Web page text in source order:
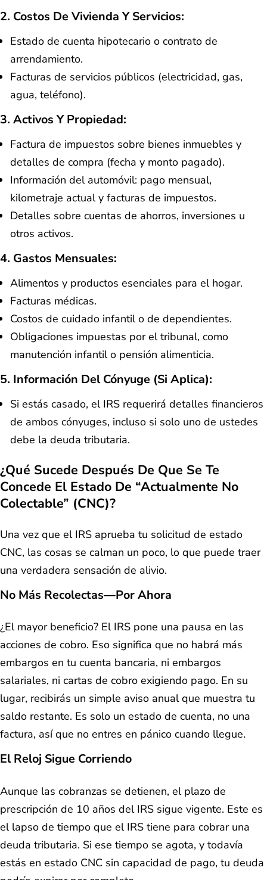
2. Costos De Vivienda Y Servicios:
Estado de cuenta hipotecario o contrato de
arrendamiento.
Facturas de servicios públicos (electricidad, gas,
agua, teléfono).
3. Activos Y Propiedad:
Factura de impuestos sobre bienes inmuebles y
detalles de compra (fecha y monto pagado).
Información del automóvil: pago mensual,
kilometraje actual y facturas de impuestos.
Detalles sobre cuentas de ahorros, inversiones u
otros activos.
4. Gastos Mensuales:
Alimentos y productos esenciales para el hogar.
Facturas médicas.
Costos de cuidado infantil o de dependientes.
Obligaciones impuestas por el tribunal, como
manutención infantil o pensión alimenticia.
5. Información Del Cónyuge (si Aplica):
Si estás casado, el IRS requerirá detalles financieros
de ambos cónyuges, incluso si solo uno de ustedes
debe la deuda tributaria.
¿Qué Sucede Después De Que Se Te
Concede El Estado De “Actualmente No
Colectable” (CNC)?
Una vez que el IRS aprueba tu solicitud de estado
CNC, las cosas se calman un poco, lo que puede traer
una verdadera sensación de alivio.
No Más Recolectas—Por Ahora
¿El mayor beneficio? El IRS pone una pausa en las
acciones de cobro. Eso significa que no habrá más
embargos en tu cuenta bancaria, ni embargos
salariales, ni cartas de cobro exigiendo pago. En su
lugar, recibirás un simple aviso anual que muestra tu
saldo restante. Es solo un estado de cuenta, no una
factura, así que no entres en pánico cuando llegue.
El Reloj Sigue Corriendo
Aunque las cobranzas se detienen, el plazo de
prescripción de 10 años del IRS sigue vigente. Este es
el lapso de tiempo que el IRS tiene para cobrar una
deuda tributaria. Si ese tiempo se agota, y todavía
estás en estado CNC sin capacidad de pago, tu deuda